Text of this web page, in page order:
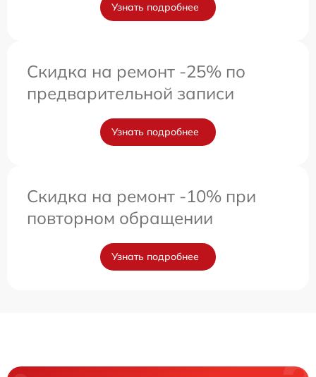
Узнать подробнее
Скидка на ремонт -25% по
предварительной записи
Узнать подробнее
Скидка на ремонт -10% при
повторном обращении
Узнать подробнее